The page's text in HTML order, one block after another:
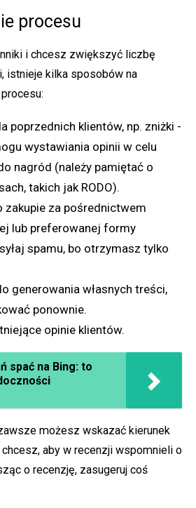
procesu
i chcesz zwiększyć liczbę
istnieje kilka sposobów na
poprzednich klientów, np. zniżki -
wystawiania opinii w celu
nagród (należy pamiętać o
takich jak RODO).
zakupie za pośrednictwem
lub preferowanej formy
spamu, bo otrzymasz tylko
generowania własnych treści,
ponownie.
opinie klientów.
spać na Bing: to
możesz wskazać kierunek
aby w recenzji wspomnieli o
o recenzję, zasugeruj coś